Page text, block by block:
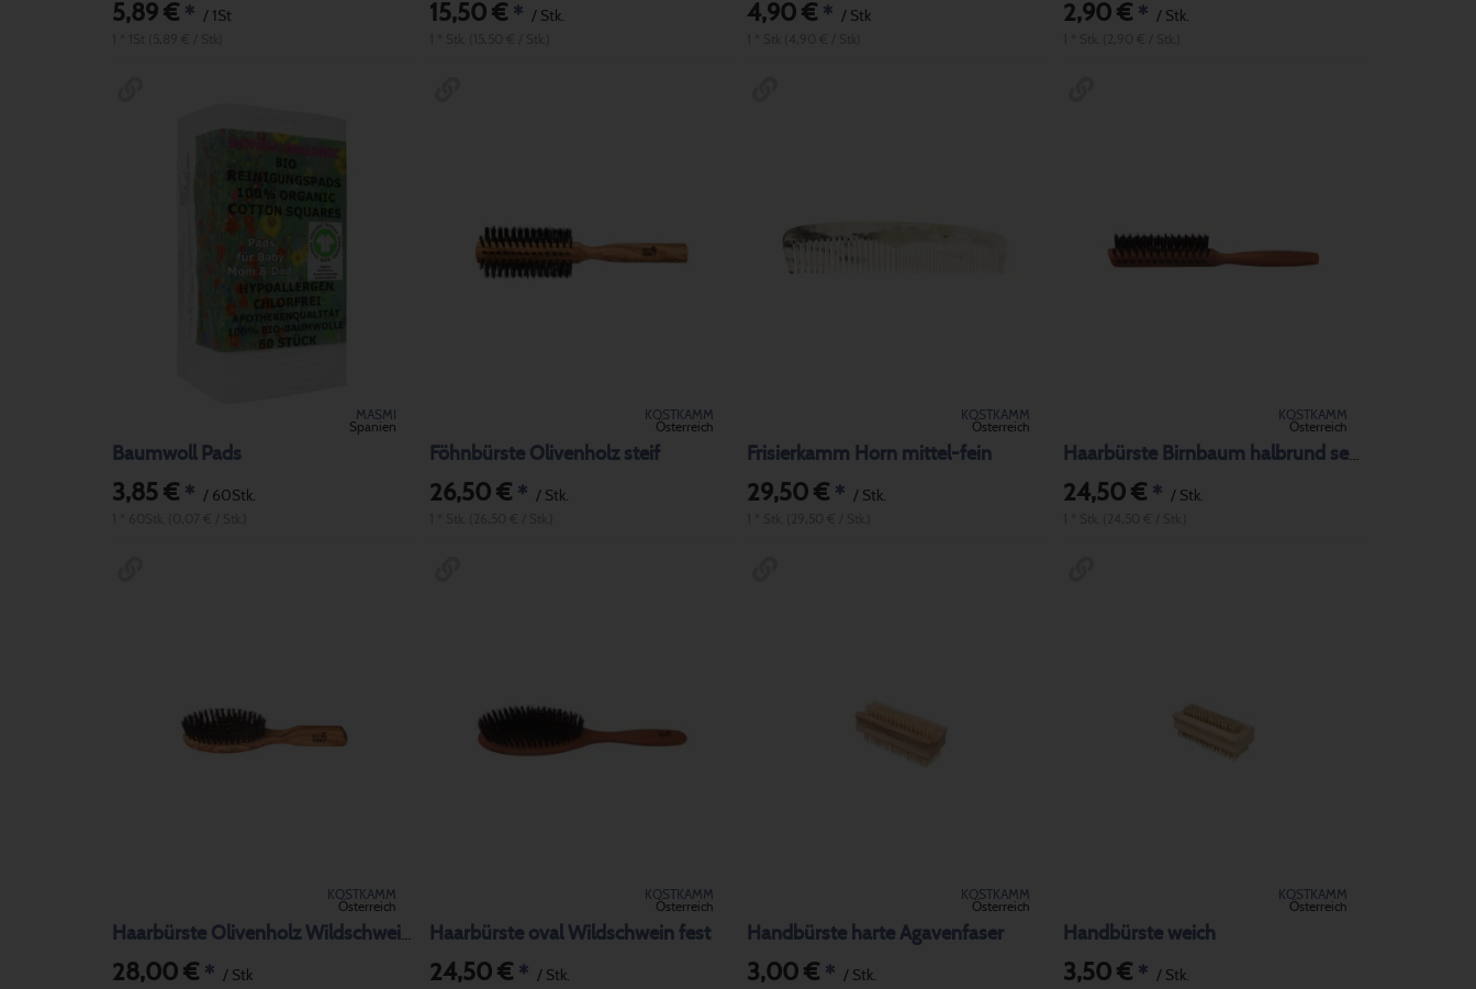
5,89 € * / 1St 15,50 €* / Stk. 4,90 €* / Stk 2,90 € * / Stk.
MASMI
Spanien
Baumwoll Pads
3,85 € * / 60Stk.
KOSTKAMM
Österreich
Föhnbürste Olivenholz steif
26,50 €* / Stk.
KOSTKAMM
Österreich
Frisierkamm Horn mittel-fein
29,50 €* / Stk.
KOSTKAMM
Österreich
24,50 € * / Stk.
KOSTKAMM
Österreich
28,00 € * / Stk
KOSTKAMM
Österreich
Haarbürste oval Wildschwein fest
24,50 €* / Stk.
KOSTKAMM
Österreich
Handbürste harte Agavenfaser
3,00 €* / Stk.
KOSTKAMM
Österreich
Handbürste weich
3,50 € * / Stk.